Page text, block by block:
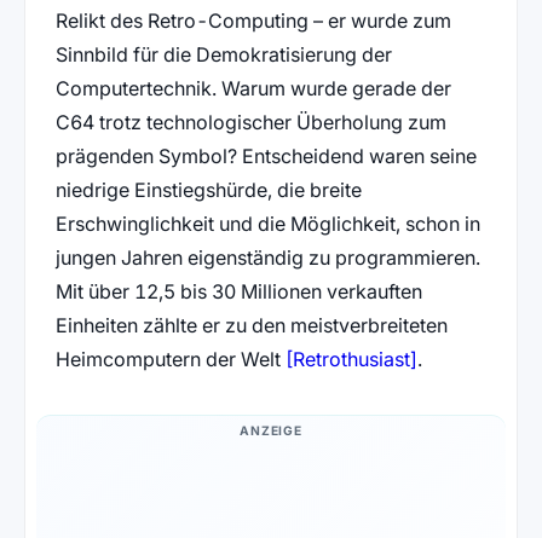
Relikt des Retro-Computing – er wurde zum
Sinnbild für die Demokratisierung der
Computertechnik. Warum wurde gerade der
C64 trotz technologischer Überholung zum
prägenden Symbol? Entscheidend waren seine
niedrige Einstiegshürde, die breite
Erschwinglichkeit und die Möglichkeit, schon in
jungen Jahren eigenständig zu programmieren.
Mit über 12,5 bis 30 Millionen verkauften
Einheiten zählte er zu den meistverbreiteten
Heimcomputern der Welt [Retrothusiast].
ANZEIGE